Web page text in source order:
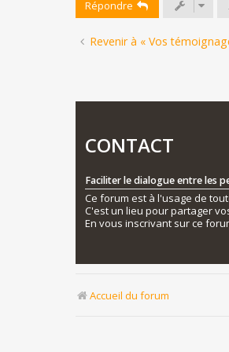
Répondre
Revenir à « Vos
CONTACT
Faciliter le dialogue entre les
Ce forum est à l'usage de
C'est un lieu pour partager
En vous inscrivant sur ce
Accueil du forum